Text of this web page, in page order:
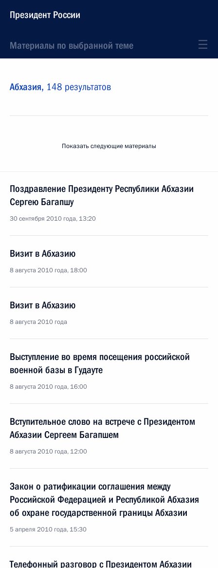
Президент России
Материалы по выбранной теме
Абхазия, 148 результатов
Показать следующие материалы
Поздравление Президенту Республики Абхазии
Сергею Багапшу
30 сентября 2010 года, 13:20
Визит в Абхазию
8 августа 2010 года, 18:00
Визит в Абхазию
8 августа 2010 года
Выступление во время посещения российской
военной базы в Гудауте
8 августа 2010 года, 16:00
Вступительное слово на встрече с Президентом
Абхазии Сергеем Багапшем
8 августа 2010 года, 12:00
Закон о ратификации соглашения между
Российской Федерацией и Республикой Абхазия
об охране государственной границы Абхазии
5 апреля 2010 года, 15:30
Телефонный разговор с Президентом Абхазии